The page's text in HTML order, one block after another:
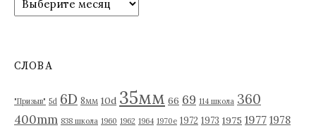
р
в
СЛОВА
"Призыв" 5d 6D 8мм 10d 35мм 66 69 114 школа 360
400mm 838 школа 1960 1962 1964 1970е 1972 1973 1975 1977 1978